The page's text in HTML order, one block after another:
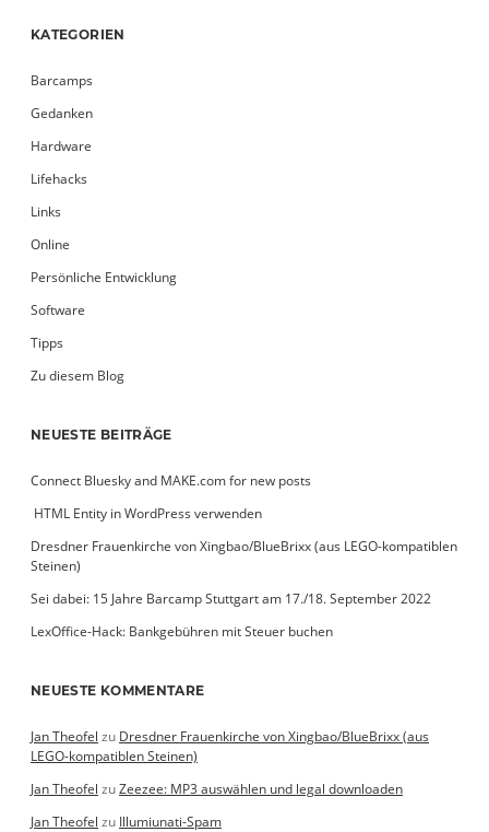
KATEGORIEN
Barcamps
Gedanken
Hardware
Lifehacks
Links
Online
Persönliche Entwicklung
Software
Tipps
Zu diesem Blog
NEUESTE BEITRÄGE
Connect Bluesky and MAKE.com for new posts
­ HTML Entity in WordPress verwenden
Dresdner Frauenkirche von Xingbao/BlueBrixx (aus LEGO-kompatiblen
Steinen)
Sei dabei: 15 Jahre Barcamp Stuttgart am 17./18. September 2022
LexOffice-Hack: Bankgebühren mit Steuer buchen
NEUESTE KOMMENTARE
Jan Theofel zu Dresdner Frauenkirche von Xingbao/BlueBrixx (aus
LEGO-kompatiblen Steinen)
Jan Theofel zuZeezee: MP3 auswählen und legal downloaden
Jan Theofel zu Illumiunati-Spam